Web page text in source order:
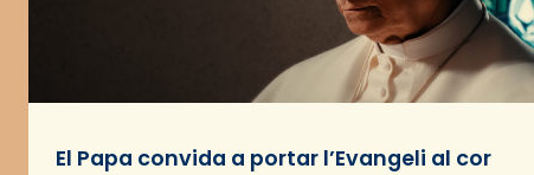
El Papa convida a portar l’Evangeli al cor